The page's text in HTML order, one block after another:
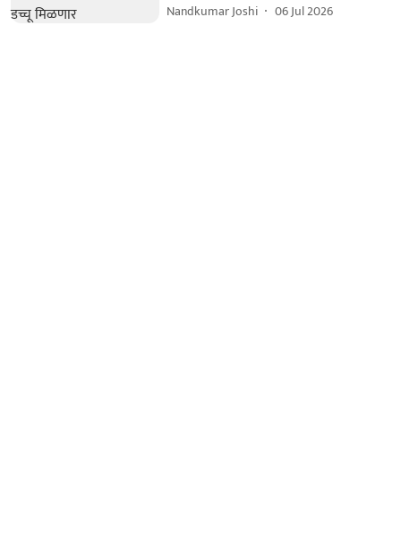
Nandkumar Joshi 06 Jul 2026